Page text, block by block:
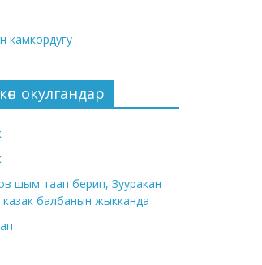
камкордугу
окулгандар
шым таап берип, Зууракан
балбанын жыкканда